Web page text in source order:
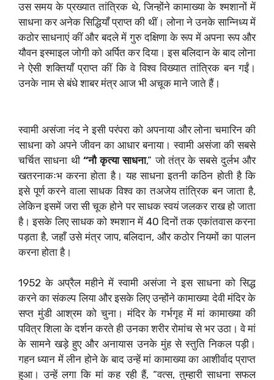
उस समय के प्रख्यात तांत्रिक थे, जिन्होंने कामाख्या के श्मशानों में
साधना कर अनेक सिद्धियाँ प्राप्त की थीं। लोना ने उनके सान्निध्य में
कठोर साधनाएं कीं और बदले में गुरु दक्षिणा के रूप में अपना रूप और
यौवन इस्माइल जोगी को अर्पित कर दिया। इस बलिदान के बाद लोना
ने ऐसी शक्तियाँ प्राप्त कीं कि वे विश्व विख्यात तांत्रिक बन गईं।
उनके नाम से बंधे शाबर मंत्र आज भी अचूक माने जाते हैं।
स्वामी असंजा नंद ने इसी परंपरा को अपनाया और लोना चमारिन की
साधना को अपने जीवन का आधार बनाया। स्वामी असंजा की सबसे
चर्चित साधना थी “नौ कृत्या साधना,” जो तंत्र के सबसे दुर्लभ और
खतरनाकःभ करना होता है। यह साधना इतनी कठिन होती है कि
इसे पूर्ण करने वाला साधक विश्व का तअजेय तांत्रिक बन जाता है,
लेकिन इसमें जरा सी चूक होने पर साधक स्वयं जलकर राख हो जाता
है। इसके लिए साधक को श्मशान में 40 दिनों तक एकांतवास करना
पड़ता है, जहाँ उसे मंत्र जाप, बलिदान, और कठोर नियमों का पालन
करना होता है।
1952 के अप्रैल महीने में स्वामी असंजा ने इस साधना को सिद्ध
करने का संकल्प लिया और इसके लिए उन्होंने कामाख्या देवी मंदिर के
सप्त मुंडी आश्रम को चुना। मंदिर के गर्भगृह में मां कामाख्या की
पवित्र शिला के दर्शन करते ही उनका शरीर रोमांच से भर उठा। वे मां
के सामने खड़े हुए और अनायास उनके मुंह से स्तुति निकल पड़ी।
गहन ध्यान में लीन होने के बाद उन्हें मां कामाख्या का आशीर्वाद प्राप्त
हुआ। उन्हें लगा कि मां कह रही हैं, “वत्स, तुम्हारी साधना सफल